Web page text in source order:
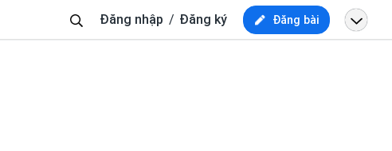
kiếm
Đăng nhập Đăng ký Đăng bài